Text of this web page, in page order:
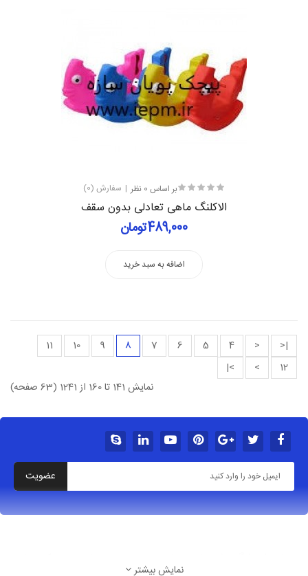
بر اساس 0 نظر سفارش (0)
الاکلنگ ماهی تعادلی بدون سقف
489,000تومان
اضافه به سبد خرید
|<
<
4
5
6
7
8
9
10
11
12
>
>|
نمایش 141 تا 160 از 1241 (63 صفحه)
عضویت
نمایش بیشتر